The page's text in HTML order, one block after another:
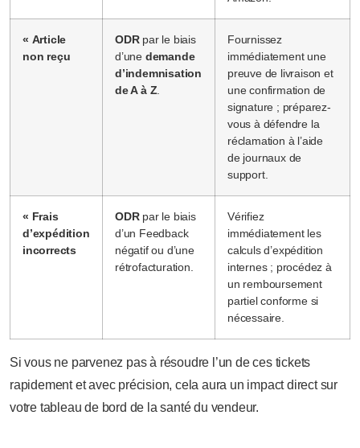
« Article
non reçu
ODRpar le biais
d’une demande
d’indemnisation
de A à Z.
Fournissez
immédiatement une
preuve de livraison et
une confirmation de
signature ; préparez-
vous à défendre la
réclamation à l’aide
de journaux de
support.
« Frais
d’expédition
incorrects
ODRpar le biais
d’un Feedback
négatif ou d’une
rétrofacturation.
Vérifiez
immédiatement les
calculs d’expédition
internes ; procédez à
un remboursement
partiel conforme si
nécessaire.
Si vous ne parvenez pas à résoudre l’un de ces tickets
rapidement et avec précision, cela aura un impact direct sur
votre tableau de bord de la santé du vendeur.